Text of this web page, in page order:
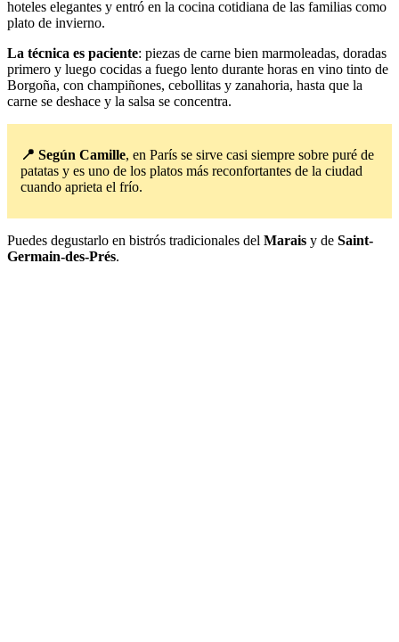
hoteles elegantes y entró en la cocina cotidiana de las familias como
plato de invierno.
La técnica es paciente: piezas de carne bien marmoleadas, doradas
primero y luego cocidas a fuego lento durante horas en vino tinto de
Borgoña, con champiñones, cebollitas y zanahoria, hasta que la
carne se deshace y la salsa se concentra.
📍 Según Camille, en París se sirve casi siempre sobre puré de
patatas y es uno de los platos más reconfortantes de la ciudad
cuando aprieta el frío.
Puedes degustarlo en bistrós tradicionales del Marais y de Saint-
Germain-des-Prés.